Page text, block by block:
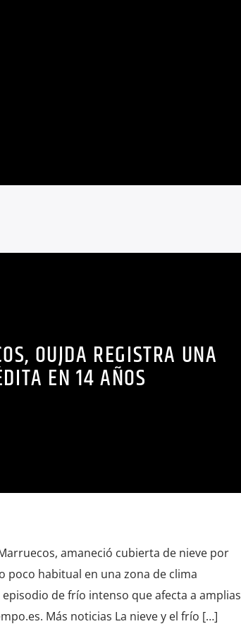
OUJDA REGISTRA UNA
EN 14 AÑOS
amaneció cubierta de nieve por
poco habitual en una zona de clima
de frío intenso que afecta a amplias
Más noticias La nieve y el frío […]